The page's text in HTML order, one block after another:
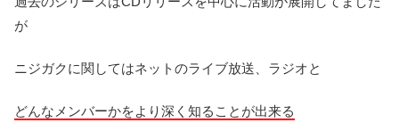
が
ニジガクに関してはネットのライブ放送、ラジオと
どんなメンバーかをより深く知ることが出来る